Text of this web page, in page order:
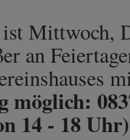
Mittwoch,
an
möglich:
14 - 18 Uhr)